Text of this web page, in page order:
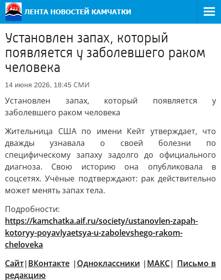
Установлен запах, который
появляется у заболевшего раком
человека
14 июня 2026, 18:45 СМИ
Установлен запах, который появляется у
заболевшего раком человека
Жительница США по имени Кейт утверждает, что
дважды узнавала о своей болезни по
специфическому запаху задолго до официального
диагноза. Свою историю она опубликовала в
соцсетях. Учёные подтверждают: рак действительно
может менять запах тела.
Подробности:
https://kamchatka.aif.ru/society/ustanovlen-zapah-
kotoryy-poyavlyaetsya-u-zabolevshego-rakom-
cheloveka
Сайт| ВКонтакте | Одноклассники | MАКС| Письмо в
редакцию